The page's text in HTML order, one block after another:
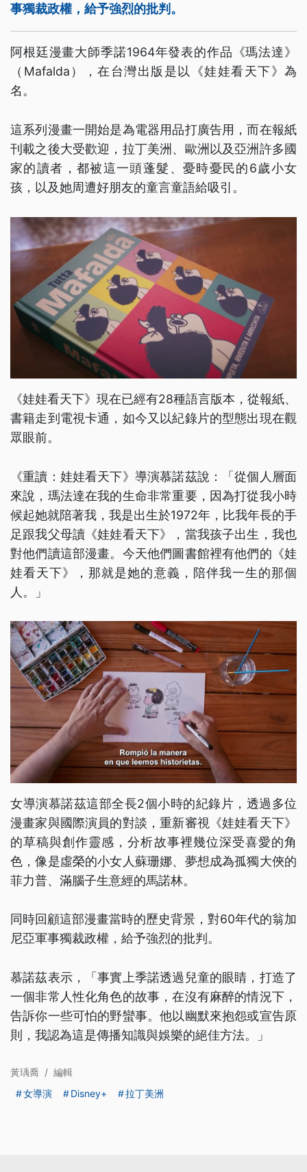
事獨裁政權，給予強烈的批判。
阿根廷漫畫大師季諾1964年發表的作品《瑪法達》
（Mafalda），在台灣出版是以《娃娃看天下》為
名。
這系列漫畫一開始是為電器用品打廣告用，而在報紙
刊載之後大受歡迎，拉丁美洲、歐洲以及亞洲許多國
家的讀者，都被這一頭蓬髮、憂時憂民的6歲小女
孩，以及她周遭好朋友的童言童語給吸引。
《娃娃看天下》現在已經有28種語言版本，從報紙、
書籍走到電視卡通，如今又以紀錄片的型態出現在觀
眾眼前。
《重讀：娃娃看天下》導演慕諾茲說：「從個人層面
來說，瑪法達在我的生命非常重要，因為打從我小時
候起她就陪著我，我是出生於1972年，比我年長的手
足跟我父母讀《娃娃看天下》，當我孩子出生，我也
對他們讀這部漫畫。今天他們圖書館裡有他們的《娃
娃看天下》，那就是她的意義，陪伴我一生的那個
人。」
女導演慕諾茲這部全長2個小時的紀錄片，透過多位
漫畫家與國際演員的對談，重新審視《娃娃看天下》
的草稿與創作靈感，分析故事裡幾位深受喜愛的角
色，像是虛榮的小女人蘇珊娜、夢想成為孤獨大俠的
菲力普、滿腦子生意經的馬諾林。
同時回顧這部漫畫當時的歷史背景，對60年代的翁加
尼亞軍事獨裁政權，給予強烈的批判。
慕諾茲表示，「事實上季諾透過兒童的眼睛，打造了
一個非常人性化角色的故事，在沒有麻醉的情況下，
告訴你一些可怕的野蠻事。他以幽默來抱怨或宣告原
則，我認為這是傳播知識與娛樂的絕佳方法。」
黃瑀喬 / 編輯
女導演
Disney+ 拉丁美洲